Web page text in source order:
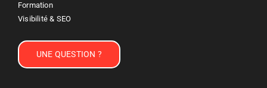
Formation
Visibilité & SEO
UNE QUESTION ?